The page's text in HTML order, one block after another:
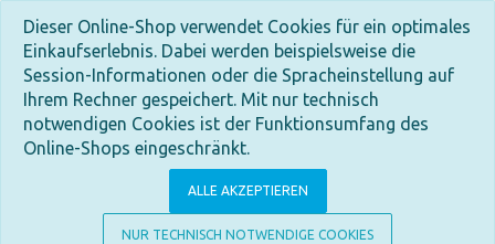
Dieser Online-Shop verwendet Cookies für ein optimales
Einkaufserlebnis. Dabei werden beispielsweise die
Session-Informationen oder die Spracheinstellung auf
Ihrem Rechner gespeichert. Mit nur technisch
notwendigen Cookies ist der Funktionsumfang des
Online-Shops eingeschränkt.
ALLE AKZEPTIEREN
NUR TECHNISCH NOTWENDIGE COOKIES